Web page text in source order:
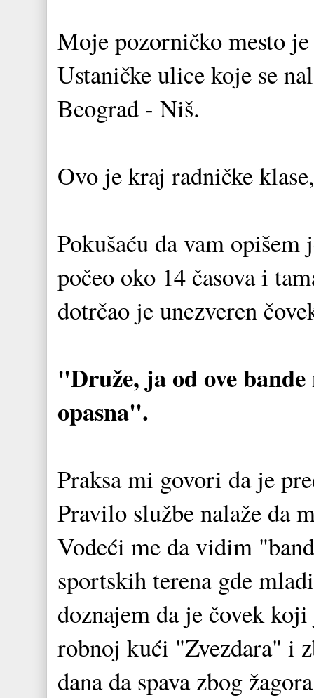
Moje pozorničko mesto
Ustaničke ulice koje se
Beograd - Niš.
Ovo je kraj radničke
Pokušaću da vam
počeo oko 14 časova i
dotrčao je unezveren
"Druže, ja od ove
opasna".
Praksa mi govori da je
Pravilo službe nalaže da
Vodeći me da vidim
sportskih terena gde
doznajem da je čovek
robnoj kući "Zvezdara" i
dana da spava zbog